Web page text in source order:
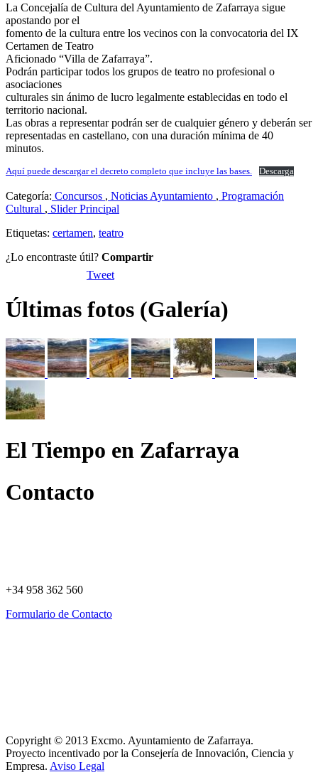
La Concejalía de Cultura del Ayuntamiento de Zafarraya sigue
apostando por el
fomento de la cultura entre los vecinos con la convocatoria del IX
Certamen de Teatro
Aficionado “Villa de Zafarraya”.
Podrán participar todos los grupos de teatro no profesional o
asociaciones
culturales sin ánimo de lucro legalmente establecidas en todo el
territorio nacional.
Las obras a representar podrán ser de cualquier género y deberán ser
representadas en castellano, con una duración mínima de 40
minutos.
Aquí puede descargar el decreto completo que incluye las bases. Descarga
Categoría: Concursos , Noticias Ayuntamiento , Programación
Cultural , Slider Principal
Etiquetas: certamen, teatro
¿Lo encontraste útil? Compartir
Tweet
Últimas fotos (Galería)
El Tiempo en Zafarraya
Contacto
+34 958 362 560
Formulario de Contacto
Copyright © 2013 Excmo. Ayuntamiento de Zafarraya.
Proyecto incentivado por la Consejería de Innovación, Ciencia y
Empresa. Aviso Legal